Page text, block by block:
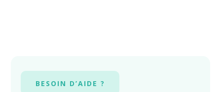
BESOIN D’AIDE ?